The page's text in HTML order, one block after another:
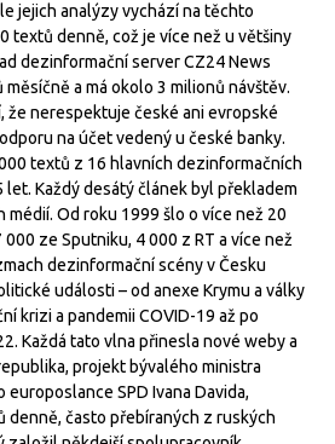
jejich analýzy vychází na těchto
textů denně, což je více než u většiny
dezinformační server CZ24 News
a má okolo 3 milionů návštěv.
že nerespektuje české ani evropské
na účet vedený u české banky.
textů z 16 hlavních dezinformačních
Každý desátý článek byl překladem
Od roku 1999 šlo o více než 20
ze Sputniku, 4 000 z RT a více než
dezinformační scény v Česku
události – od anexe Krymu a války
krizi a pandemii COVID-19 až po
Každá tato vlna přinesla nové weby a
projekt bývalého ministra
SPD Ivana Davida,
denně, často přebíraných z ruských